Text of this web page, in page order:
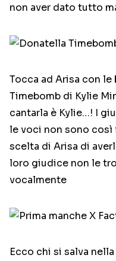
non aver dato tutto
Tocca ad Arisa con le
Timebomb di Kylie
cantarla è Kylie…! I
le voci non sono così
scelta di Arisa di
loro giudice non le
vocalmente
Ecco chi si salva